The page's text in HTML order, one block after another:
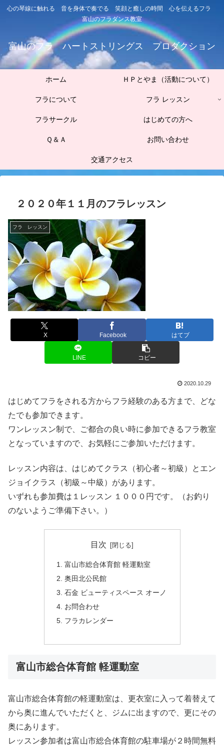
心の琴線に触れる 音を身体で奏でる 笑顔と癒しの時間 心を伝えるフラ
富山のフラダンス教室
富山のフラ ハートストリングス プロダクション
ホーム ＨＰとやま（活動について）
フラについて フラ レッスン
フラサークル はじめての方へ
Ｑ＆Ａ お問い合わせ
交通アクセス
２０２０年１１月のフラレッスン
フラ レッスン
X Facebook はてブ
LINE コピー
2020.10.29
はじめてフラをされる方からフラ経験のある方まで、どな
たでも参加できます。
ワンレッスン制で、ご都合の良い時に参加できるフラ教室
となっていますので、お気軽にご参加いただけます。
レッスン内容は、はじめてクラス（初心者～初級）とエン
ジョイクラス（初級～中級）があります。
いずれも参加費は１レッスン １０００円です。（お釣り
のないようご準備下さい。）
目次
富山市総合体育館 軽運動室
奥田北公民館
石金 ビューティスペース オーノ
お問合わせ
フラカレンダー
富山市総合体育館 軽運動室
富山市総合体育館の軽運動室は、更衣室に入って着替えて
から奥に進んでいただくと、ジムに出ますので、更にその
奥にあります。
レッスン参加者は富山市総合体育館の駐車場が２時間無料